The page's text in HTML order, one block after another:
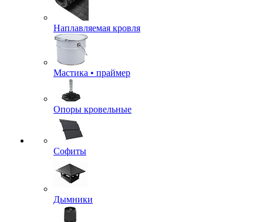
Наплавляемая кровля
Мастика • праймер
Опоры кровельные
Софиты
Дымники